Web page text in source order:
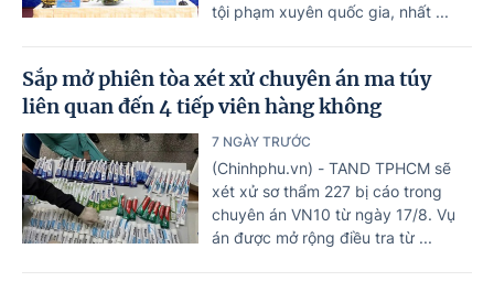
tội phạm xuyên quốc gia, nhất ...
Sắp mở phiên tòa xét xử chuyên án ma túy
liên quan đến 4 tiếp viên hàng không
7 NGÀY TRƯỚC
(Chinhphu.vn) - TAND TPHCM sẽ
xét xử sơ thẩm 227 bị cáo trong
chuyên án VN10 từ ngày 17/8. Vụ
án được mở rộng điều tra từ ...